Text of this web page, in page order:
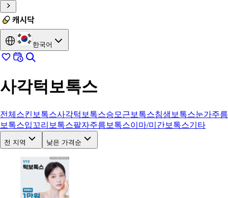
한국어
사각턱보톡스
전체 스킨보톡스사각턱보톡스승모근보톡스침샘보톡스눈가주름
보톡스입꼬리보톡스팔자주름보톡스이마/미간보톡스기타
전 지역 낮은 가격순